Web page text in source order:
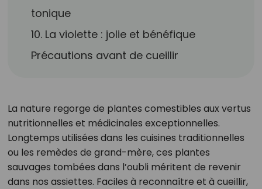
tonique
10. La violette : jolie et bénéfique
Précautions avant de cueillir
La nature regorge de plantes comestibles aux vertus
nutritionnelles et médicinales exceptionnelles.
Longtemps utilisées dans les cuisines traditionnelles
ou les remèdes de grand-mère, ces plantes
sauvages tombées dans l’oubli méritent de revenir
dans nos assiettes. Faciles à reconnaître et à cueillir,